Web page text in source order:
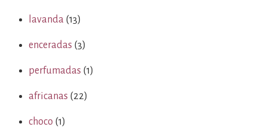
lavanda (13)
enceradas (3)
perfumadas (1)
africanas (22)
choco (1)